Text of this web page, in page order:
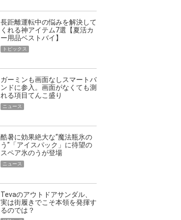
長距離運転中の悩みを解決して
くれる神アイテム7選【夏活カ
ー用品ベストバイ】
トピックス
ガーミンも画面なしスマートバ
ンドに参入。画面がなくても測
れる項目てんこ盛り
ニュース
酷暑に効果絶大な“魔法瓶氷の
う”「アイスパック」に待望の
スペア氷のうが登場
ニュース
Tevaのアウトドアサンダル、
実は街履きでこそ本領を発揮す
るのでは？